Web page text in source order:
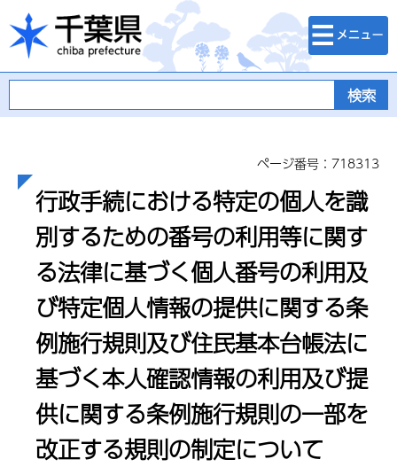
千葉県
検索・メニュ
ー
ページ番号：718313
行政手続における特定の個人を識
別するための番号の利用等に関す
る法律に基づく個人番号の利用及
び特定個人情報の提供に関する条
例施行規則及び住民基本台帳法に
基づく本人確認情報の利用及び提
供に関する条例施行規則の一部を
改正する規則の制定について